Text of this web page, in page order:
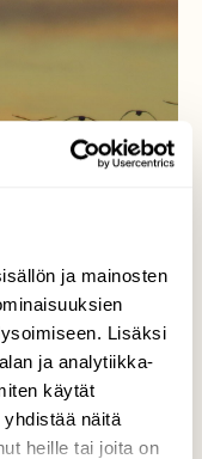
ja mainosten
Lisäksi
ja analytiikka-
käytät
näitä
heille tai joita on